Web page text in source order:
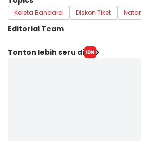
Kereta Bandara Diskon Tiket
Editorial Team
Editor
Tonton lebih seru di